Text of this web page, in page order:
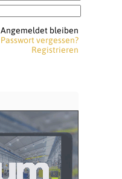
Angemeldet bleiben
Passwort vergessen?
Registrieren